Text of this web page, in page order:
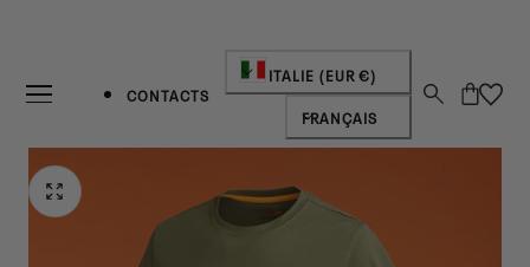
CONTACTS
Pays/régionITALIE (EUR €)
Langue
FRANÇAIS
Panier